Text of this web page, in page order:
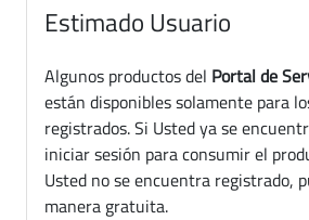
Estimado Usuario
Algunos productos del Portal de
están disponibles solamente para
registrados. Si Usted ya se
iniciar sesión para consumir el
Usted no se encuentra registrado,
manera gratuita.